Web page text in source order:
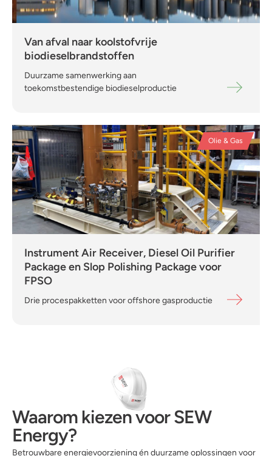
Van afval naar koolstofvrije
biodieselbrandstoffen
Duurzame samenwerking aan
toekomstbestendige biodieselproductie
Olie & Gas
Instrument Air Receiver, Diesel Oil Purifier
Package en Slop Polishing Package voor
FPSO
Drie procespakketten voor offshore gasproductie
Waarom kiezen voor SEW
Energy?
Betrouwbare energievoorziening én duurzame oplossingen voor